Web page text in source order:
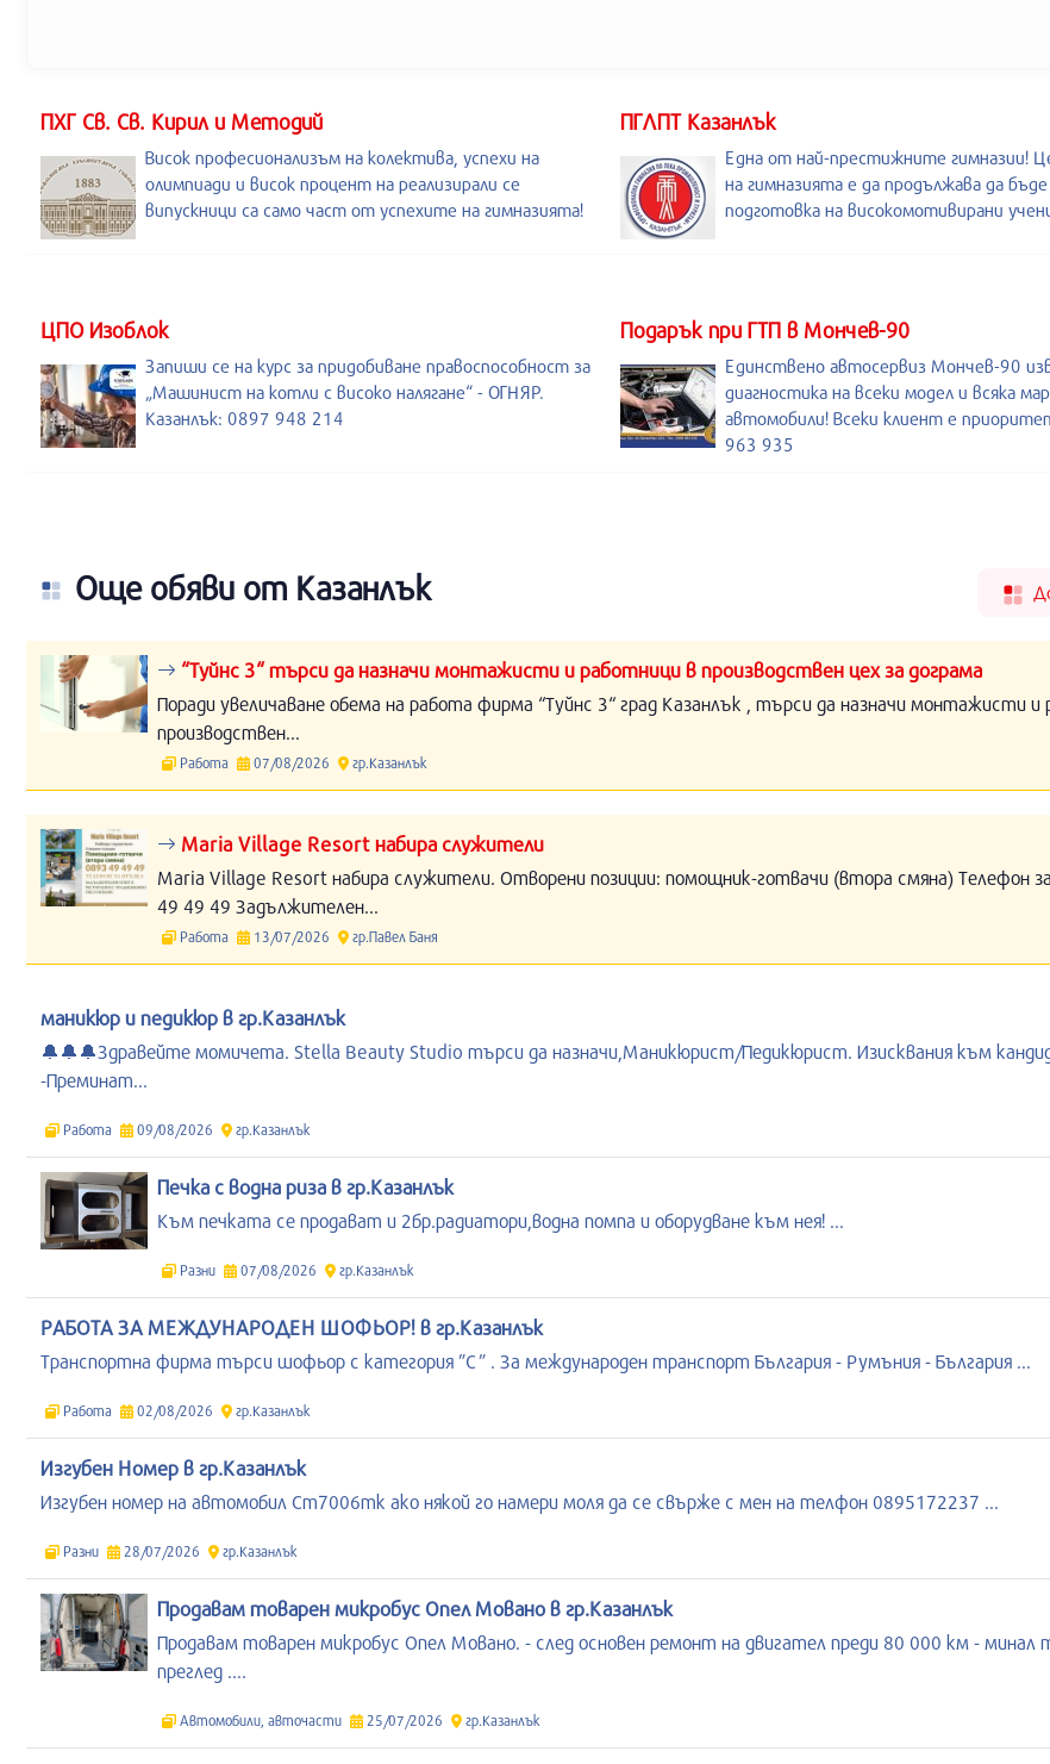
ПХГ Св. Св. Кирил и Методий
Висок професионализъм на колектива, успехи на
олимпиади и висок процент на реализирали се
випускници са само част от успехите на гимназията!
ПГЛПТ Казанлък
Една от най-престижните гимназии!
на гимназията е да продължава да
подготовка на високомотивирани
ЦПО Изоблок
Запиши се на курс за придобиване правоспособност за
„Машинист на котли с високо налягане“ - ОГНЯР.
Казанлък: 0897 948 214
Подарък при ГТП в Мончев-90
Единствено автосервиз Мончев-90
диагностика на всеки модел и всяка
автомобили! Всеки клиент е
963 935
Още обяви от Казанлък
“Туйнс 3“ търси да назначи монтажисти и работници в производствен цех за дограма
Поради увеличаване обема на работа фирма “Туйнс 3“ град Казанлък , търси да назначи монтажисти и
производствен...
Работа 07/08/2026 гр.Казанлък
Maria Village Resort набира служители
Maria Village Resort набира служители. Отворени позиции: помощник-готвачи (втора смяна) Телефон
49 49 49 Задължителен...
Работа 13/07/2026 гр.Павел Баня
маникюр и педикюр в гр.Казанлък
🔔🔔🔔Здравейте момичета. Stella Beauty Studio търси да назначи,Маникюрист/Педикюрист. Изисквания към
-Преминат...
Работа 09/08/2026 гр.Казанлък
Печка с водна риза в гр.Казанлък
Към печката се продават и 2бр.радиатори,водна помпа и оборудване към нея! ...
Разни 07/08/2026 гр.Казанлък
РАБОТА ЗА МЕЖДУНАРОДЕН ШОФЬОР! в гр.Казанлък
Транспортна фирма търси шофьор с категория ”C” . За международен транспорт България - Румъния - България ...
Работа 02/08/2026 гр.Казанлък
Изгубен Номер в гр.Казанлък
Изгубен номер на автомобил Ст7006тк ако някой го намери моля да се свърже с мен на телфон 0895172237 ...
Разни 28/07/2026 гр.Казанлък
Продавам товарен микробус Опел Мовано в гр.Казанлък
Продавам товарен микробус Опел Мовано. - след основен ремонт на двигател преди 80 000 км - минал
преглед ....
Автомобили, авточасти 25/07/2026 гр.Казанлък